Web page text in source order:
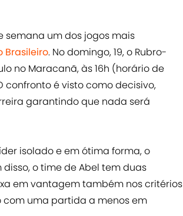
semana um dos jogos mais
Brasileiro. No domingo, 19, o Rubro-
no Maracanã, às 16h (horário de
confronto é visto como decisivo,
garantindo que nada será
isolado e em ótima forma, o
o time de Abel tem duas
em vantagem também nos critérios
uma partida a menos em